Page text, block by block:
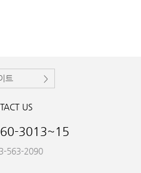
트
US
3013~15
563-2090